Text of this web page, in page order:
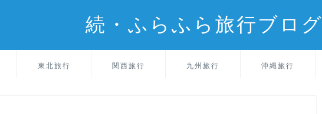
続・ふらふら旅行ブログ
東北旅行 関西旅行 九州旅行 沖縄旅行